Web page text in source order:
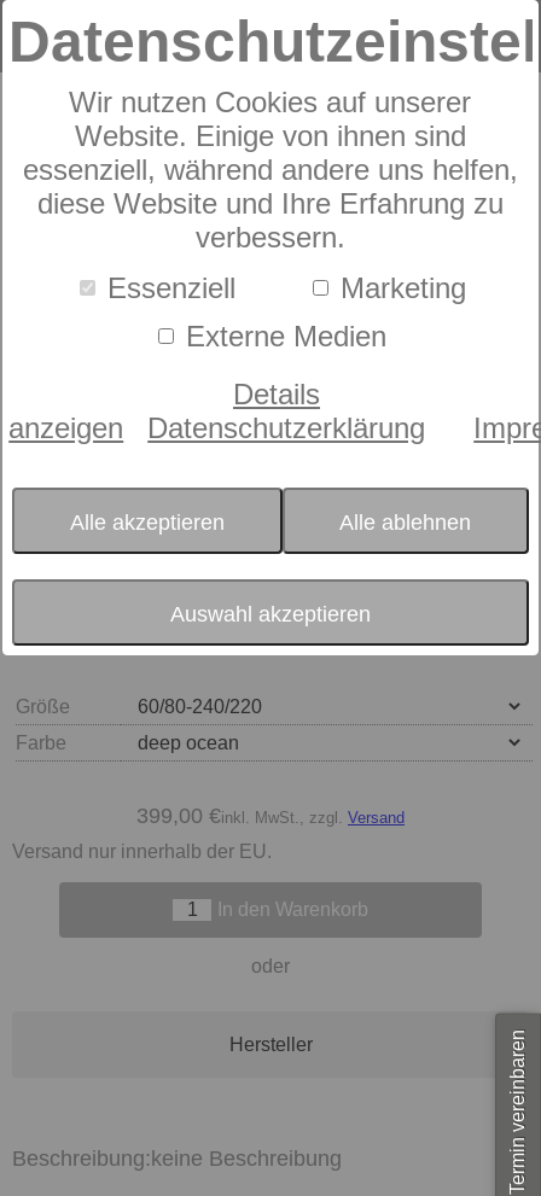
Wir nutzen Cookies auf unserer
Website. Einige von ihnen sind
essenziell, während andere uns helfen,
diese Website und Ihre Erfahrung zu
verbessern.
Essenziell
Marketing
Externe Medien
Details
anzeigen
Datenschutzerklärung
Alle akzeptieren Alle ablehnen
Auswahl akzeptieren
JOOP! Bettwäsche
Cornflower Stripes
4069A
Größe
Farbe
399,00 €inkl. MwSt., zzgl. Versand
Versand nur innerhalb der EU.
In den Warenkorb
oder
Hersteller
keine Beschreibung Termin vereinbaren